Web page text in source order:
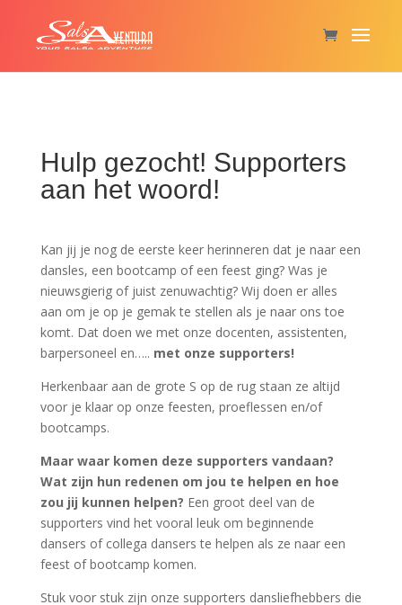
Hulp gezocht! Supporters
aan het woord!
Kan jij je nog de eerste keer herinneren dat je naar een
dansles, een bootcamp of een feest ging? Was je
nieuwsgierig of juist zenuwachtig? Wij doen er alles
aan om je op je gemak te stellen als je naar ons toe
komt. Dat doen we met onze docenten, assistenten,
barpersoneel en….. met onze supporters!
Herkenbaar aan de grote S op de rug staan ze altijd
voor je klaar op onze feesten, proeflessen en/of
bootcamps.
Maar waar komen deze supporters vandaan?
Wat zijn hun redenen om jou te helpen en hoe
zou jij kunnen helpen? Een groot deel van de
supporters vind het vooral leuk om beginnende
dansers of collega dansers te helpen als ze naar een
feest of bootcamp komen.
Stuk voor stuk zijn onze supporters dansliefhebbers die